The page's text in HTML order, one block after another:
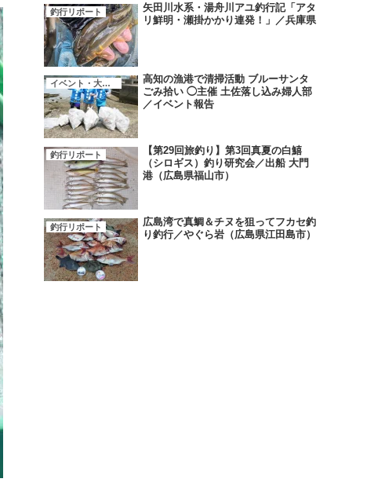
釣行リポート
矢田川水系・湯舟川アユ釣行記「アタ
リ鮮明・瀬掛かかり連発！」／兵庫県
イベント・大会・キャンペーン
高知の漁港で清掃活動 ブルーサンタ
ごみ拾い ◯主催 土佐落し込み婦人部
／イベント報告
釣行リポート
【第29回旅釣り】第3回真夏の白鱚
（シロギス）釣り研究会／出船 大門
港（広島県福山市）
釣行リポート
広島湾で真鯛＆チヌを狙ってフカセ釣
り釣行／やぐら岩（広島県江田島市）